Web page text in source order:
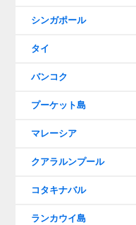
シンガポール
タイ
バンコク
プーケット島
マレーシア
クアラルンプール
コタキナバル
ランカウイ島